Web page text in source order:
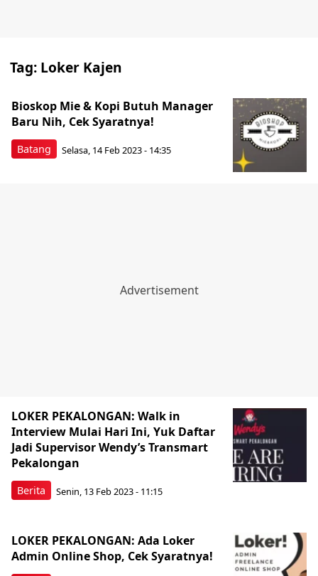
Tag: Loker Kajen
Batang
Bioskop Mie & Kopi Butuh Manager
Baru Nih, Cek Syaratnya!
Selasa, 14 Feb 2023 - 14:35
Berita
LOKER PEKALONGAN: Walk in
Interview Mulai Hari Ini, Yuk Daftar
Jadi Supervisor Wendy’s Transmart
Pekalongan
Senin, 13 Feb 2023 - 11:15
LOKER PEKALONGAN: Ada Loker
Admin Online Shop, Cek Syaratnya!